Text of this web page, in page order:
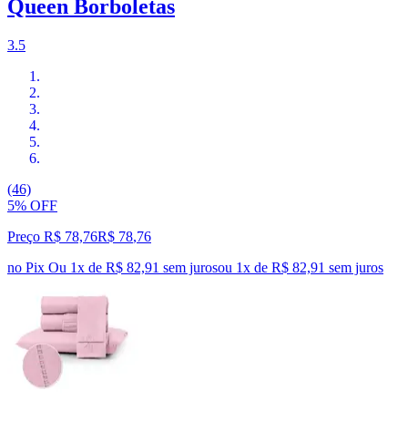
Queen Borboletas
3.5
(46)
5% OFF
Preço R$ 78,76R$ 78,76
no Pix Ou 1x de R$ 82,91 sem jurosou 1x de R$ 82,91 sem juros